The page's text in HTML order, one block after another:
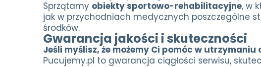
Sprzątamy obiekty sportowo-rehabilitacyjne, w
jak w przychodniach medycznych poszczególne
środków.
Gwarancja jakości i skuteczności
Jeśli myślisz, że możemy Ci pomóc w
Pucujemy.pl to gwarancja ciągłości serwisu,